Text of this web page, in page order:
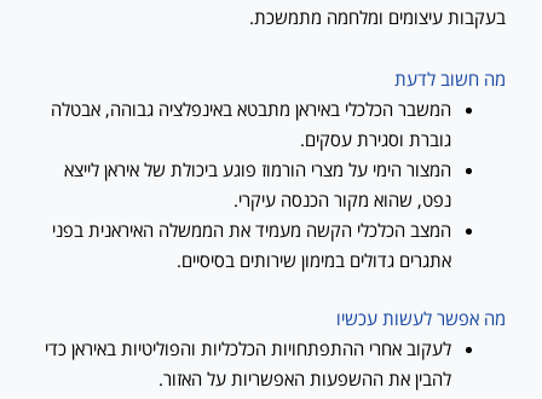
בעקבות עיצומים ומלחמה מתמשכת.
מה חשוב לדעת
המשבר הכלכלי באיראן מתבטא באינפלציה גבוהה, אבטלה
גוברת וסגירת עסקים.
המצור הימי על מצרי הורמוז פוגע ביכולת של איראן לייצא
נפט, שהוא מקור הכנסה עיקרי.
המצב הכלכלי הקשה מעמיד את הממשלה האיראנית בפני
אתגרים גדולים במימון שירותים בסיסיים.
מה אפשר לעשות עכשיו
לעקוב אחרי ההתפתחויות הכלכליות והפוליטיות באיראן כדי
להבין את ההשפעות האפשריות על האזור.